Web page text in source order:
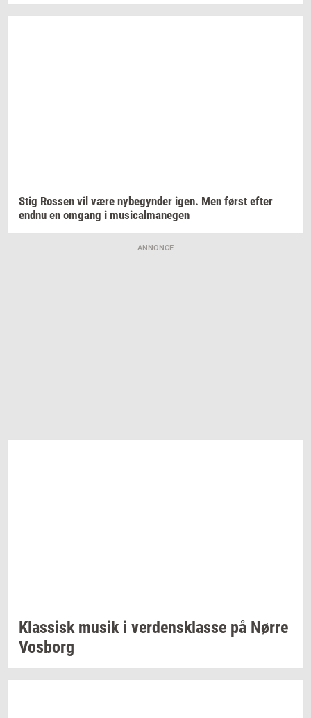
Stig Ros­sen vil være ny­be­gyn­der igen. Men først efter
endnu en om­gang i mu­si­cal­ma­ne­gen
ANNONCE
Klas­siskmusik i ver­dens­klas­se på Nørre
Vos­borg